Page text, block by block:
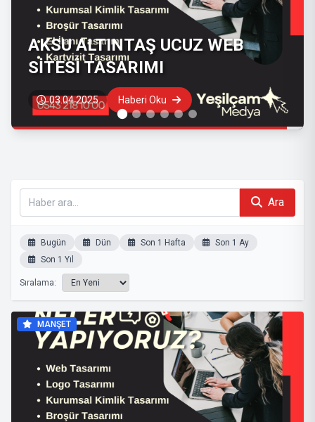
ARİF DEMİR KİMDİR?
18.10.2023 Haberi Oku
Ara
Bugün Dün Son 1 Hafta
Son 1 Ay
Son 1 Yıl
Sıralama:
MANŞET